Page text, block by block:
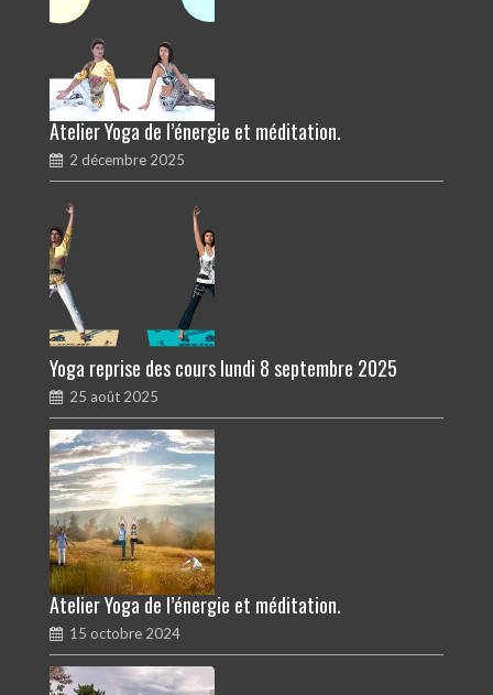
Atelier Yoga de l’énergie et méditation.
2 décembre 2025
Yoga reprise des cours lundi 8 septembre 2025
25 août 2025
Atelier Yoga de l’énergie et méditation.
15 octobre 2024